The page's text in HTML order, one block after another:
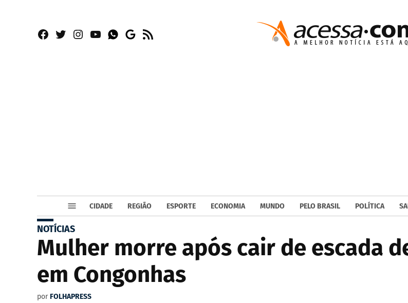
Facebook
TwitterInstagram
YouTubeWhatsapp
Google
RSS
CIDADE REGIÃO ESPORTE ECONOMIA MUNDO PELO BRASIL POLÍTICA
NOTÍCIAS
Mulher morre após cair de escada
em Congonhas
por FOLHAPRESS